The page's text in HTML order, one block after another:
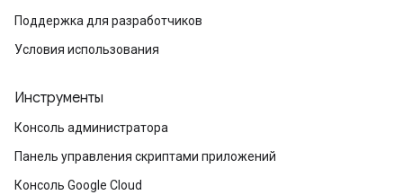
Поддержка для разработчиков
Условия использования
Инструменты
Консоль администратора
Панель управления скриптами приложений
Консоль Google Cloud